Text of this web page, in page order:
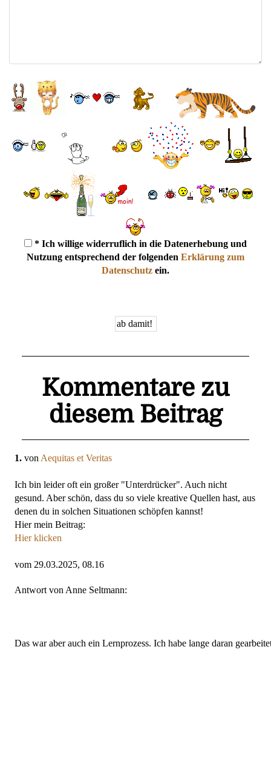
* Ich willige widerruflich in die Datenerhebung und
Nutzung entsprechend der folgenden Erklärung zum
Datenschutz ein.
Kommentare zu
diesem Beitrag
1. von Aequitas et Veritas
Ich bin leider oft ein großer "Unterdrücker". Auch nicht
gesund. Aber schön, dass du so viele kreative Quellen hast, aus
denen du in solchen Situationen schöpfen kannst!
Hier mein Beitrag:
Hier klicken
vom 29.03.2025, 08.16
Antwort von Anne Seltmann:
Das war aber auch ein Lernprozess. Ich habe lange daran